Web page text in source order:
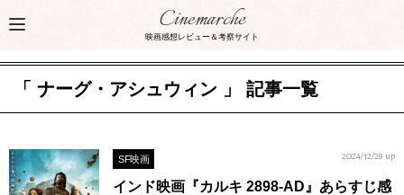
Cinemarche
映画感想レビュー＆考察サイト
「 ナーグ・アシュウィン 」 記事一覧
SF映画 2024/12/29 up
インド映画『カルキ 2898-AD』あらすじ感